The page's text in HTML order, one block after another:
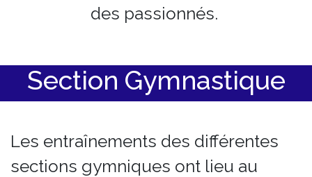
des passionnés.
Section Gymnastique
Les entraînements des différentes
sections gymniques ont lieu au